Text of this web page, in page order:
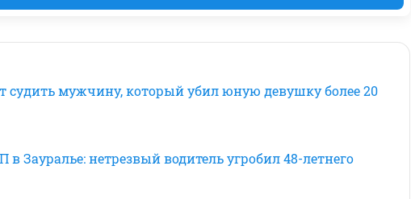
судить мужчину, который убил юную девушку более 20
в Зауралье: нетрезвый водитель угробил 48-летнего